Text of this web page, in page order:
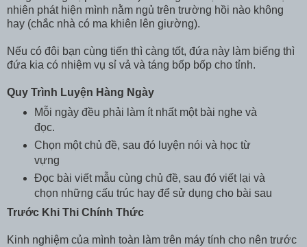
nhiên phát hiện mình nằm ngủ trên trường hồi nào không
hay (chắc nhà có ma khiên lên giường).
Nếu có đôi bạn cùng tiến thì càng tốt, đứa này làm biếng thì
đứa kia có nhiệm vụ sỉ vả và táng bốp bốp cho tỉnh.
Quy Trình Luyện Hàng Ngày
Mỗi ngày đều phải làm ít nhất một bài nghe và
đọc.
Chọn một chủ đề, sau đó luyện nói và học từ
vựng
Đọc bài viết mẫu cùng chủ đề, sau đó viết lại và
chọn những cấu trúc hay để sử dụng cho bài sau
Trước Khi Thi Chính Thức
Kinh nghiệm của mình toàn làm trên máy tính cho nên trước